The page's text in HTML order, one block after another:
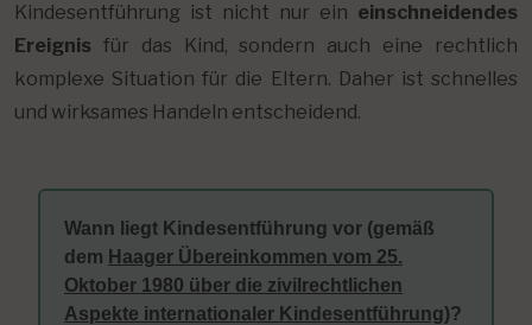
Kindesentführung ist nicht nur ein einschneidendes
Ereignis für das Kind, sondern auch eine rechtlich
komplexe Situation für die Eltern. Daher ist schnelles
und wirksames Handeln entscheidend.
Wann liegt Kindesentführung vor (gemäß
dem Haager Übereinkommen vom 25.
Oktober 1980 über die zivilrechtlichen
Aspekte internationaler Kindesentführung)?